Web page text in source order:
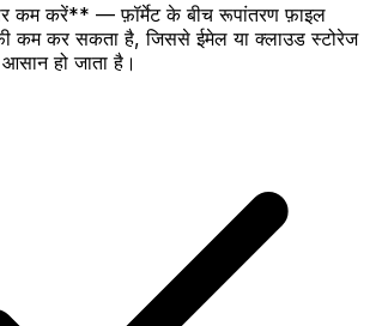
कम करें** — फ़ॉर्मेट के बीच रूपांतरण फ़ाइल
कम कर सकता है, जिससे ईमेल या क्लाउड स्टोरेज
हो जाता है।